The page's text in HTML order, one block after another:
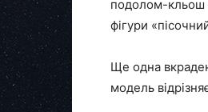
подолом-кльош
фігури
Ще одна
модель